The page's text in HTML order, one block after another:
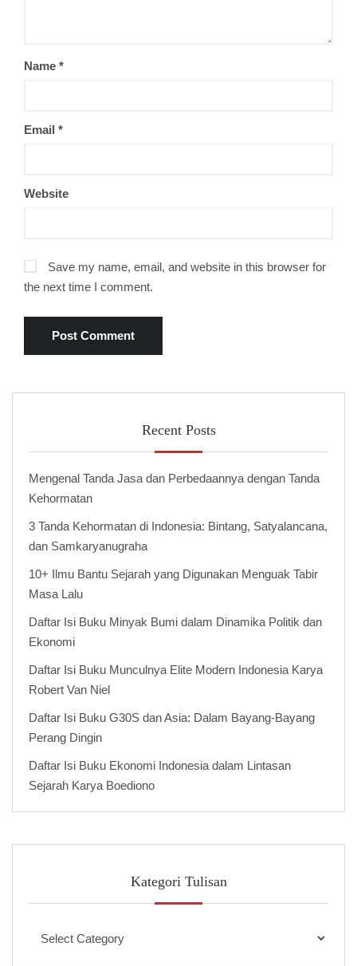
Name *
Email *
Website
Save my name, email, and website in this browser for
the next time I comment.
Recent Posts
Mengenal Tanda Jasa dan Perbedaannya dengan Tanda
Kehormatan
3 Tanda Kehormatan di Indonesia: Bintang, Satyalancana,
dan Samkaryanugraha
10+ Ilmu Bantu Sejarah yang Digunakan Menguak Tabir
Masa Lalu
Daftar Isi Buku Minyak Bumi dalam Dinamika Politik dan
Ekonomi
Daftar Isi Buku Munculnya Elite Modern Indonesia Karya
Robert Van Niel
Daftar Isi Buku G30S dan Asia: Dalam Bayang-Bayang
Perang Dingin
Daftar Isi Buku Ekonomi Indonesia dalam Lintasan
Sejarah Karya Boediono
Kategori Tulisan